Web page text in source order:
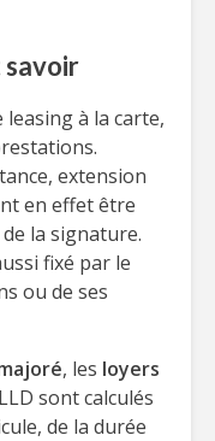
savoir
leasing à la carte,
extension
en effet être
la signature.
fixé par le
ou de ses
, les loyers
sont calculés
de la durée